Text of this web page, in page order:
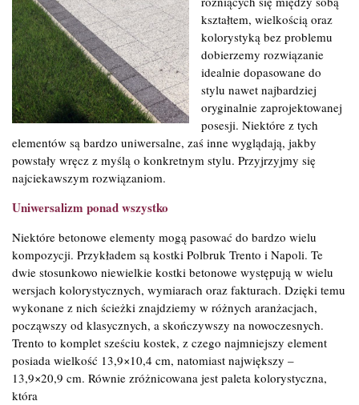
kształtem, wielkością oraz
kolorystyką bez problemu
dobierzemy rozwiązanie
idealnie dopasowane do
stylu nawet najbardziej
oryginalnie zaprojektowanej
posesji. Niektóre z tych
elementów są bardzo uniwersalne, zaś inne wyglądają, jakby
powstały wręcz z myślą o konkretnym stylu. Przyjrzyjmy się
najciekawszym rozwiązaniom.
Uniwersalizm ponad wszystko
Niektóre betonowe elementy mogą pasować do bardzo wielu
kompozycji. Przykładem są kostki Polbruk Trento i Napoli. Te
dwie stosunkowo niewielkie kostki betonowe występują w wielu
wersjach kolorystycznych, wymiarach oraz fakturach. Dzięki temu
wykonane z nich ścieżki znajdziemy w różnych aranżacjach,
począwszy od klasycznych, a skończywszy na nowoczesnych.
Trento to komplet sześciu kostek, z czego najmniejszy element
posiada wielkość 13,9×10,4 cm, natomiast największy –
13,9×20,9 cm. Równie zróżnicowana jest paleta kolorystyczna,
która